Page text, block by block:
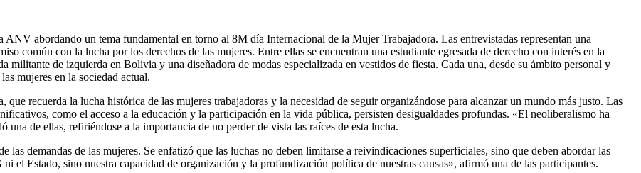
abordando un tema fundamental en torno al 8M día Internacional de la Mujer Trabajadora. Las entrevistadas representan una
común con la lucha por los derechos de las mujeres. Entre ellas se encuentran una estudiante egresada de derecho con interés en la
de izquierda en Bolivia y una diseñadora de modas especializada en vestidos de fiesta. Cada una, desde su ámbito personal y
mujeres en la sociedad actual.
recuerda la lucha histórica de las mujeres trabajadoras y la necesidad de seguir organizándose para alcanzar un mundo más justo. Las
como el acceso a la educación y la participación en la vida pública, persisten desigualdades profundas. «El neoliberalismo ha
de ellas, refiriéndose a la importancia de no perder de vista las raíces de esta lucha.
las demandas de las mujeres. Se enfatizó que las luchas no deben limitarse a reivindicaciones superficiales, sino que deben abordar las
el Estado, sino nuestra capacidad de organización y la profundización política de nuestras causas», afirmó una de las participantes.